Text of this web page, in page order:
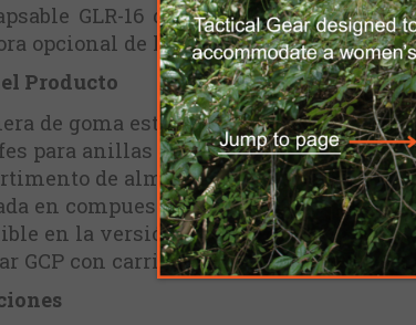
GLR-16 diseñada para las
opcional de la carrillera ajustable o
Producto
de goma estriada antideslizante.
para anillas de correa QD integrados
de almacenamiento resistente
en compuesto de polímero reforzado
en la versión GPCP con carrillera
GCP con carrillera ajustable.